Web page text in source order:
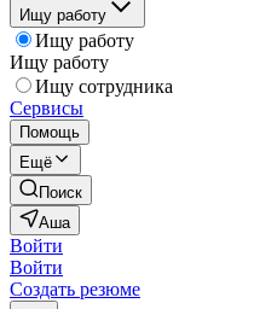
Ищу работу
Ищу работу
Ищу работу
Ищу сотрудника
Сервисы
Помощь
Ещё
Поиск
Аша
Войти
Войти
Создать резюме